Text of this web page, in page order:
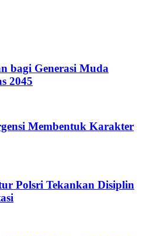
bagi Generasi Muda
2045
Membentuk Karakter
Polsri Tekankan Disiplin